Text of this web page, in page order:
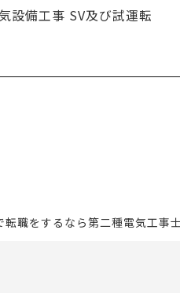
備工事 SV及び試運転
転職をするなら第二種電気工